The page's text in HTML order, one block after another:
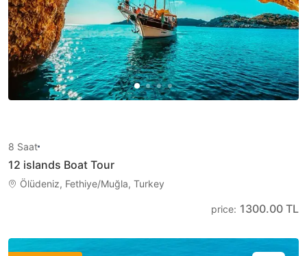
8 Saat
12 islands Boat Tour
Ölüdeniz, Fethiye/Muğla, Turkey
price: 1300.00 TL